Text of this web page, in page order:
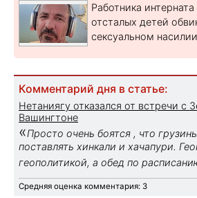
Работника
отсталых детей
сексуальном насилии
Комментарий дня в статье:
Нетаниягу отказался от встречи с
Вашингтоне
«Просто очень боятся , что
поставлять хинкали и хачапури.
геополитикой, а обед по
Средняя оценка комментария: 3